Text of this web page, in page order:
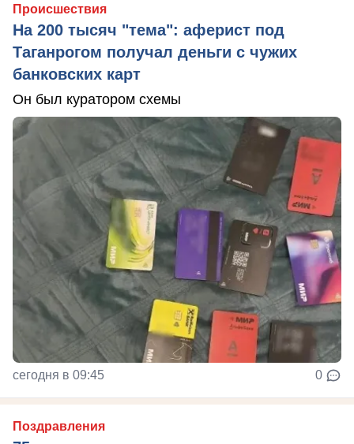
Происшествия
На 200 тысяч "тема": аферист под
Таганрогом получал деньги с чужих
банковских карт
Он был куратором схемы
сегодня в 09:45 0
Поздравления